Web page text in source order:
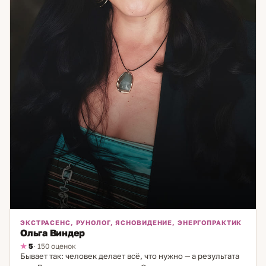
ЭКСТРАСЕНС, РУНОЛОГ, ЯСНОВИДЕНИЕ, ЭНЕРГОПРАКТИК
Ольга Виндер
5· 150 оценок
Бывает так: человек делает всё, что нужно — а результата